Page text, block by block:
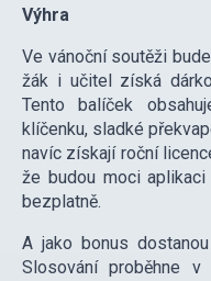
Výhra
Ve vánoční soutěži
žák i učitel získá
Tento balíček
klíčenku, sladké
navíc získají roční
že budou moci
bezplatně.
A jako bonus
Slosování proběhne